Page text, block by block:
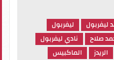
ليفربول
ليفربول
صلاح
نادي ليفربول
الريدز
الماكبيس